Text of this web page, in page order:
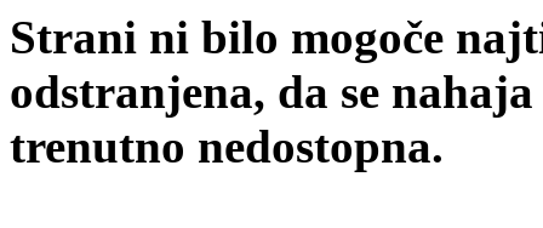
Strani ni bilo mogoče
odstranjena, da se
trenutno nedostopna.